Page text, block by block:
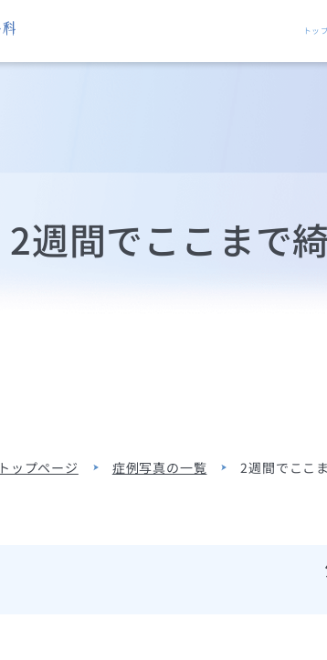
トッ
2週間でここまで
トップページ 症例写真の一覧 2週間でここ